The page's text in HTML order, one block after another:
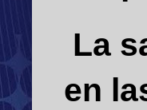
La
en